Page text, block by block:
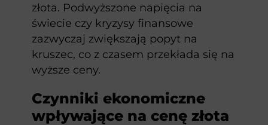
złota. Podwyższone napięcia na
świecie czy kryzysy finansowe
zazwyczaj zwiększają popyt na
kruszec, co z czasem przekłada się na
wyższe ceny.
Czynniki ekonomiczne
wpływające na cenę złota